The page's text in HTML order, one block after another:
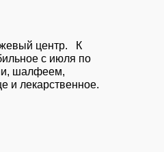
центр. К
с июля по
шалфеем,
и лекарственное.